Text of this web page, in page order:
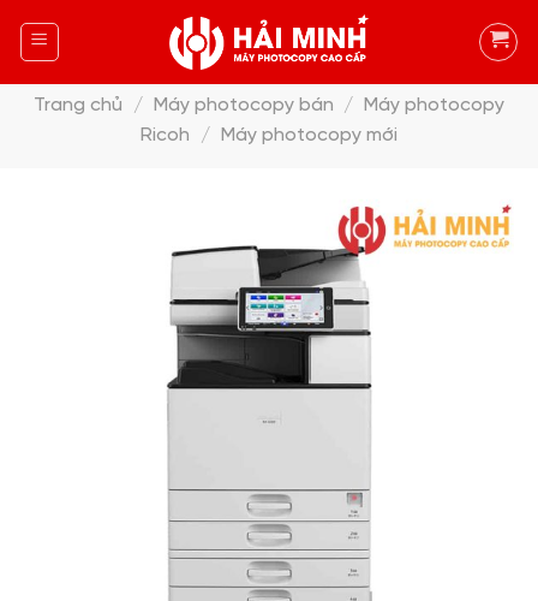
Trang chủ
/ Máy photocopy bán /
Máy photocopy
Ricoh
/ Máy photocopy mới